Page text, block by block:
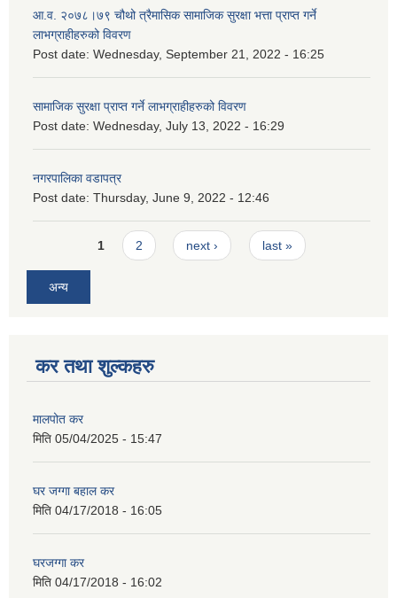
आ.व. २०७८।७९ चौथो त्रैमासिक सामाजिक सुरक्षा भत्ता प्राप्त गर्ने
लाभग्राहीहरुको विवरण
Post date: Wednesday, September 21, 2022 - 16:25
सामाजिक सुरक्षा प्राप्त गर्ने लाभग्राहीहरुको विवरण
Post date: Wednesday, July 13, 2022 - 16:29
नगरपालिका वडापत्र
Post date: Thursday, June 9, 2022 - 12:46
Pages1 2 next › last »
अन्य
कर तथा शुल्कहरु
मालपोत कर
मिति 05/04/2025 - 15:47
घर जग्गा बहाल कर
मिति 04/17/2018 - 16:05
घरजग्गा कर
मिति 04/17/2018 - 16:02